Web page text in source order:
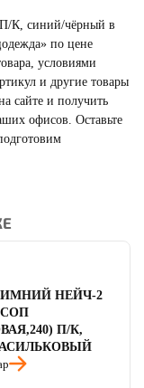
К, синий/чёрный в
по цене
условиями
и другие товары
сайте и получить
офисов. Оставьте
читать отзывы
НЕЙЧ-2
П/К,